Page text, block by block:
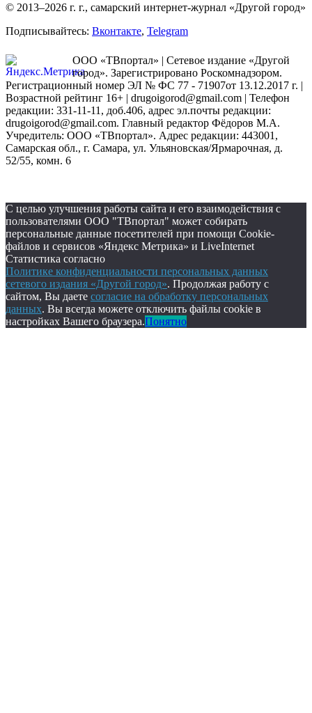
© 2013–2026 г. г., самарский интернет-журнал «Другой город»
Подписывайтесь: Вконтакте, Telegram
ООО «ТВпортал» | Сетевое издание «Другой
город». Зарегистрировано Роскомнадзором.
Регистрационный номер ЭЛ № ФС 77 - 71907от 13.12.2017 г. |
Возрастной рейтинг 16+ | drugoigorod@gmail.com | Телефон
редакции: 331-11-11, доб.406, адрес эл.почты редакции:
drugoigorod@gmail.com. Главный редактор Фёдоров М.А.
Учредитель: ООО «ТВпортал». Адрес редакции: 443001,
Самарская обл., г. Самара, ул. Ульяновская/Ярмарочная, д.
52/55, комн. 6
С целью улучшения работы сайта и его взаимодействия с
пользователями ООО "ТВпортал" может собирать
персональные данные посетителей при помощи Cookie-
файлов и сервисов «Яндекс Метрика» и LiveInternet
Статистика согласно
Политике конфиденциальности персональных данных
сетевого издания «Другой город». Продолжая работу с
сайтом, Вы даете согласие на обработку персональных
данных. Вы всегда можете отключить файлы cookie в
настройках Вашего браузера.Понятно